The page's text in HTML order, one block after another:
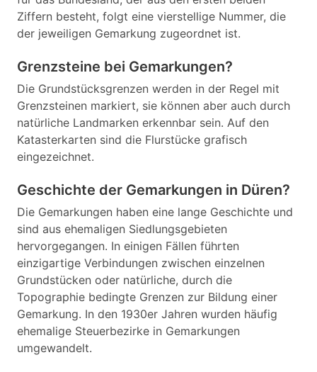
Ziffern besteht, folgt eine vierstellige Nummer, die
der jeweiligen Gemarkung zugeordnet ist.
Grenzsteine bei Gemarkungen?
Die Grundstücksgrenzen werden in der Regel mit
Grenzsteinen markiert, sie können aber auch durch
natürliche Landmarken erkennbar sein. Auf den
Katasterkarten sind die Flurstücke grafisch
eingezeichnet.
Geschichte der Gemarkungen in Düren?
Die Gemarkungen haben eine lange Geschichte und
sind aus ehemaligen Siedlungsgebieten
hervorgegangen. In einigen Fällen führten
einzigartige Verbindungen zwischen einzelnen
Grundstücken oder natürliche, durch die
Topographie bedingte Grenzen zur Bildung einer
Gemarkung. In den 1930er Jahren wurden häufig
ehemalige Steuerbezirke in Gemarkungen
umgewandelt.